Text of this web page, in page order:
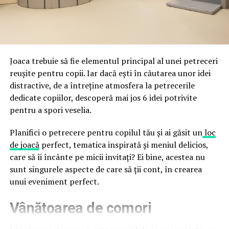
împreună, nu în tensiune una cu cealaltă, pe toată
durata de viață a amenajării, indiferent de câte sezoane
Directoratul Național de Securitate Cibernetică (DNSC)
financiare. Instituția recomandă verificarea atentă a
sursei mesajelor și raportarea incidentelor la numărul
unic 1911.
Campaniile identificate în ultimele săptămâni folosesc
false de streaming, coduri QR malițioase și mesaje care
promit bilete, rambursări, premii sau acces gratuit la
meciuri. FBI a emis în luna mai un avertisment privind
site-urile care clonează platforma oficială prin
modificări minore ale denumirii domeniului, precum
a colecta date personale și bancare.
Joaca trebuie să fie elementul principal al unei petreceri
reușite pentru copii. Iar dacă ești în căutarea unor idei
distractive, de a întreține atmosfera la petrecerile
dedicate copiilor, descoperă mai jos 6 idei potrivite
pentru a spori veselia.
Planifici o petrecere pentru copilul tău și ai găsit unloc
de joacăperfect, tematica inspirată și meniul delicios,
care să îi încânte pe micii invitați? Ei bine, acestea nu
sunt singurele aspecte de care să ții cont, în crearea
unui eveniment perfect.
Vânătoarea de comori